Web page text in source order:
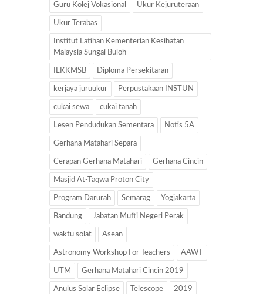
Guru Kolej Vokasional Ukur Kejuruteraan
Ukur Terabas
Institut Latihan Kementerian Kesihatan
Malaysia Sungai Buloh
ILKKMSB Diploma Persekitaran
kerjaya juruukur Perpustakaan INSTUN
cukai sewa cukai tanah
Lesen Pendudukan Sementara Notis 5A
Gerhana Matahari Separa
Cerapan Gerhana Matahari Gerhana Cincin
Masjid At-Taqwa Proton City
Program Darurah Semarag Yogjakarta
Bandung Jabatan Mufti Negeri Perak
waktu solat Asean
Astronomy Workshop For Teachers AAWT
UTM Gerhana Matahari Cincin 2019
Anulus Solar Eclipse Telescope 2019